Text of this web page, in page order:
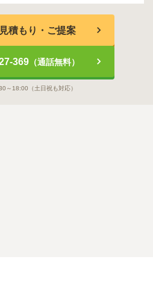
積もり・ご提案
369（通話無料）
～18:00 （土日祝も対応）